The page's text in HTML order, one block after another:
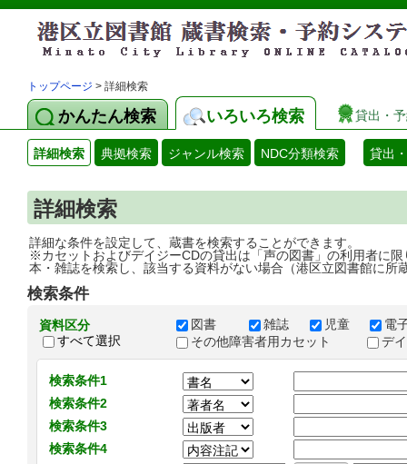
トップページ > 詳細検索
かんたん検索 いろいろ検索 貸出・
詳細検索 典拠検索 ジャンル検索 NDC分類検索 貸出
詳細検索
詳細な条件を設定して、蔵書を検索することができます。
※カセットおよびデイジーCDの貸出は「声の図書」の利用者に限
本・雑誌を検索し、該当する資料がない場合（港区立図書館に所
検索条件
資料区分
すべて選択
図書 雑誌 児童
電
その他障害者用カセット
デ
検索条件1
検索条件2
検索条件3
検索条件4